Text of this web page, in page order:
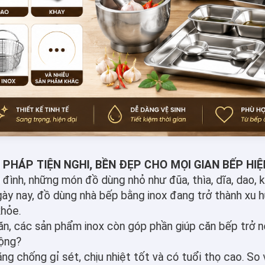
TIỆN NGHI, BỀN ĐẸP CHO MỌI GIAN BẾP
những món đồ dùng nhỏ như đũa, thìa, dĩa,
nay, đồ dùng nhà bếp bằng inox đang trở thành
các sản phẩm inox còn góp phần giúp căn bếp trở
chống gỉ sét, chịu nhiệt tốt và có tuổi thọ cao.